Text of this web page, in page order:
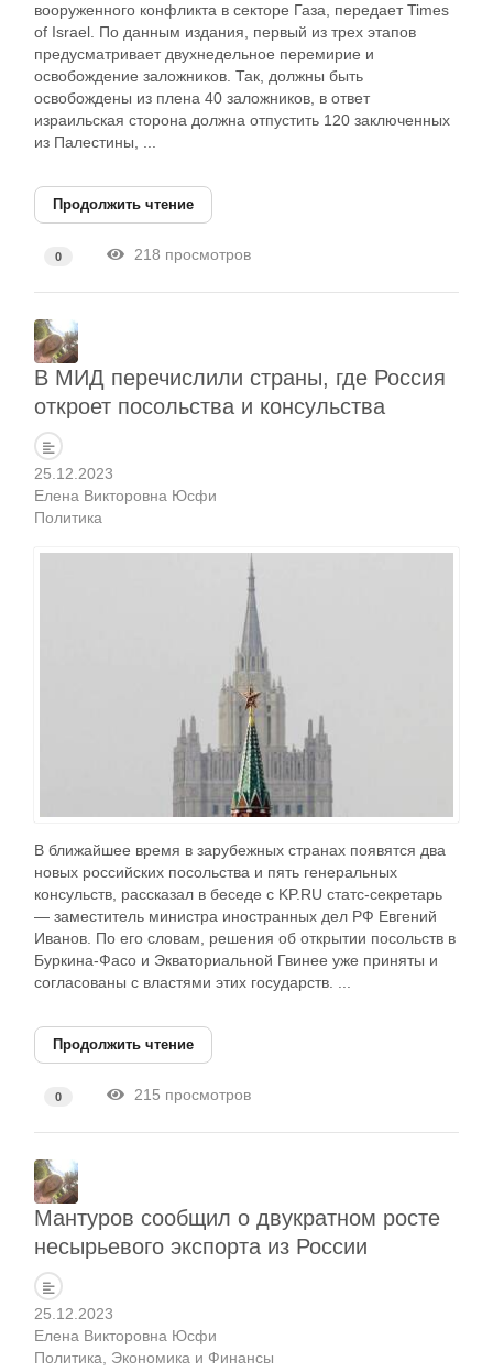
вооруженного конфликта в секторе Газа, передает Times
of Israel. По данным издания, первый из трех этапов
предусматривает двухнедельное перемирие и
освобождение заложников. Так, должны быть
освобождены из плена 40 заложников, в ответ
израильская сторона должна отпустить 120 заключенных
из Палестины, ...
Продолжить чтение
0 218 просмотров
В МИД перечислили страны, где Россия
откроет посольства и консульства
25.12.2023
Елена Викторовна Юсфи
Политика
В ближайшее время в зарубежных странах появятся два
новых российских посольства и пять генеральных
консульств, рассказал в беседе с KP.RU статс-секретарь
— заместитель министра иностранных дел РФ Евгений
Иванов. По его словам, решения об открытии посольств в
Буркина-Фасо и Экваториальной Гвинее уже приняты и
согласованы с властями этих государств. ...
Продолжить чтение
0 215 просмотров
Мантуров сообщил о двукратном росте
несырьевого экспорта из России
25.12.2023
Елена Викторовна Юсфи
Политика Экономика и Финансы